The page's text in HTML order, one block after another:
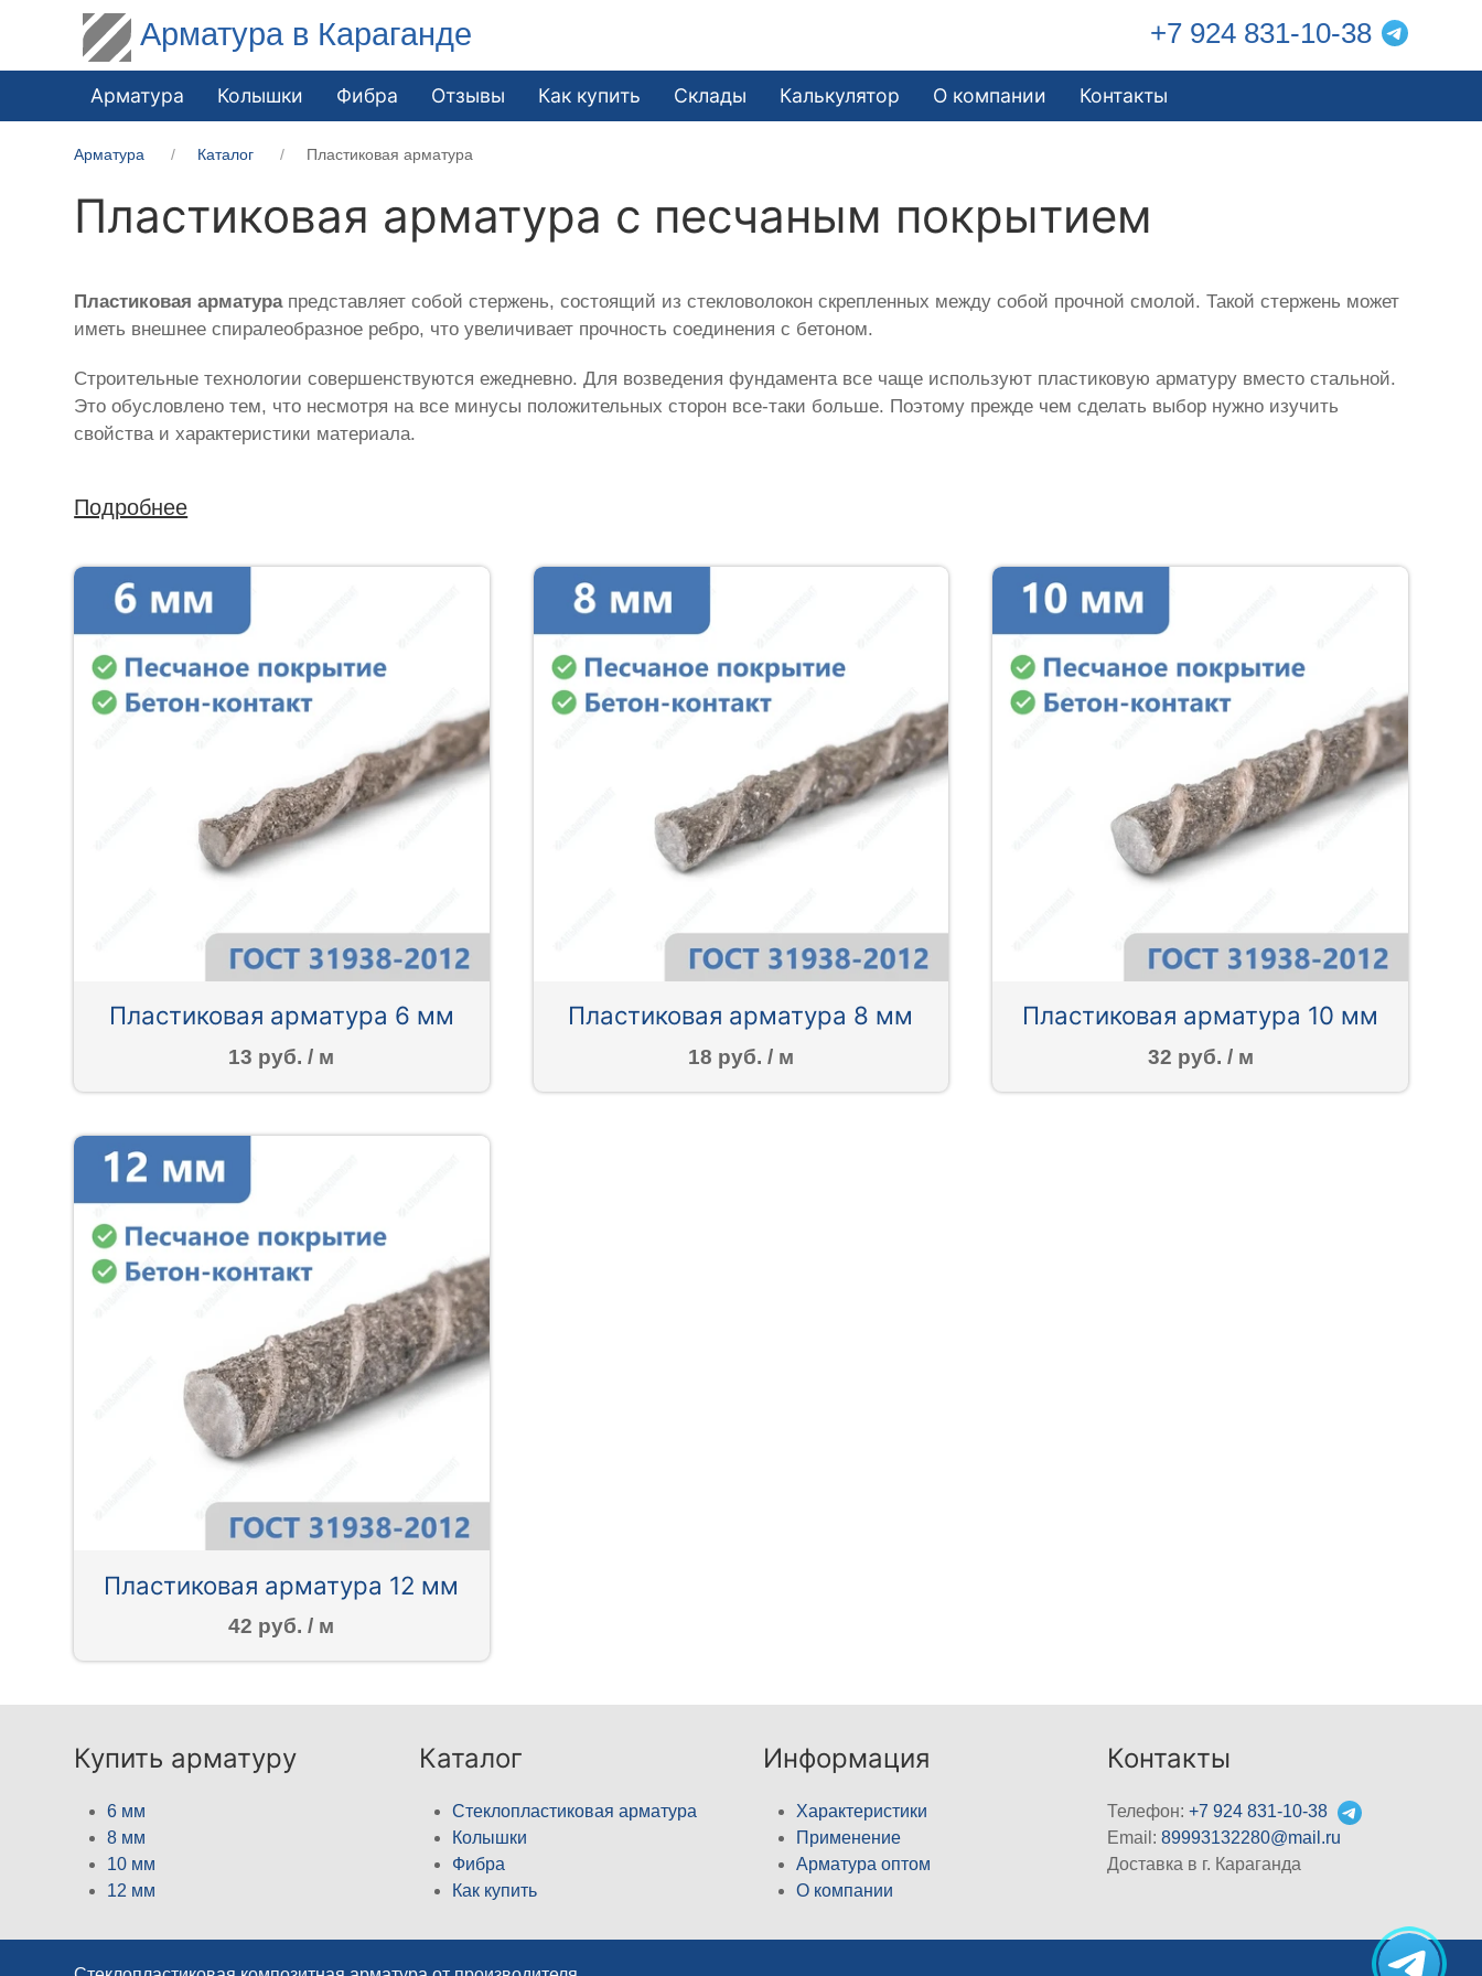
Арматура в Караганде +7 924 831-10-38
Арматура Колышки Фибра Отзывы Как купить Склады Калькулятор О компании Контакты
Арматура Каталог Пластиковая арматура
Пластиковая арматура с песчаным покрытием
Пластиковая арматурапредставляет собой стержень, состоящий из стекловолокон скрепленных между собой прочной смолой. Такой стержень может
иметь внешнее спиралеобразное ребро, что увеличивает прочность соединения с бетоном.
Строительные технологии совершенствуются ежедневно. Для возведения фундамента все чаще используют пластиковую арматуру вместо стальной.
Это обусловлено тем, что несмотря на все минусы положительных сторон все-таки больше. Поэтому прежде чем сделать выбор нужно изучить
свойства и характеристики материала.
Подробнее
Пластиковая арматура 6 мм
13 руб. / м
Пластиковая арматура 8 мм
18 руб. / м
Пластиковая арматура 10 мм
32 руб. / м
Пластиковая арматура 12 мм
42 руб. / м
Купить арматуру
6 мм
8 мм
10 мм
12 мм
Каталог
Стеклопластиковая арматура
Колышки
Фибра
Как купить
Информация
Характеристики
Применение
Арматура оптом
О компании
Контакты
Телефон:+7 924 831-10-38
Email:89993132280@mail.ru
Доставка в г. Караганда